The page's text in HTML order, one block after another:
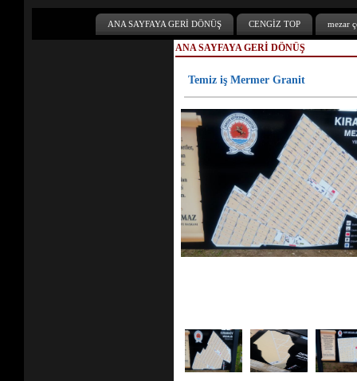
ANA SAYFAYA GERİ DÖNÜŞ CENGİZ TOP mezar
ANA SAYFAYA GERİ DÖNÜŞ
Temiz iş Mermer Granit